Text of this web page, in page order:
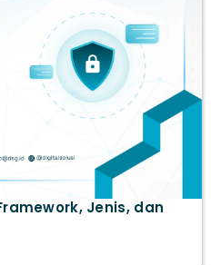
Jenis, dan